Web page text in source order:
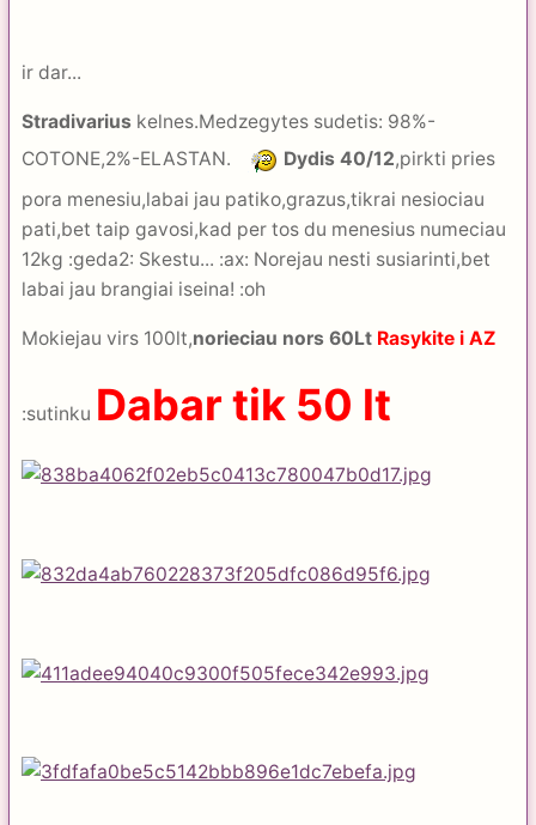
ir dar...
Stradivarius kelnes.Medzegytes sudetis: 98%-
COTONE,2%-ELASTAN.
Dydis 40/12,pirkti pries
pora menesiu,labai jau patiko,grazus,tikrai nesiociau
pati,bet taip gavosi,kad per tos du menesius numeciau
12kg :geda2: Skestu... :ax: Norejau nesti susiarinti,bet
labai jau brangiai iseina! :oh
Mokiejau virs 100lt,norieciau nors 60Lt Rasykite i AZ
:sutinku Dabar tik 50 lt